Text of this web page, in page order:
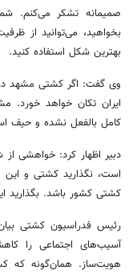
صمیمانه تشکر می‌کنم.
بخواهید، می‌توانید از
بهترین شکل استفاده کنید.
وی گفت: اگر کشتی مشهد در
ایران تکان خواهد خورد.
کامل بالفعل نشده و حیف
دبیر اظهار کرد: خواهشی
است، نگذارید کشتی و
کشتی کشور باشد. بگذارید
رئیس فدراسیون کشتی
آسیب‌های اجتماعی را
هویت‌ساز. همان‌گونه که